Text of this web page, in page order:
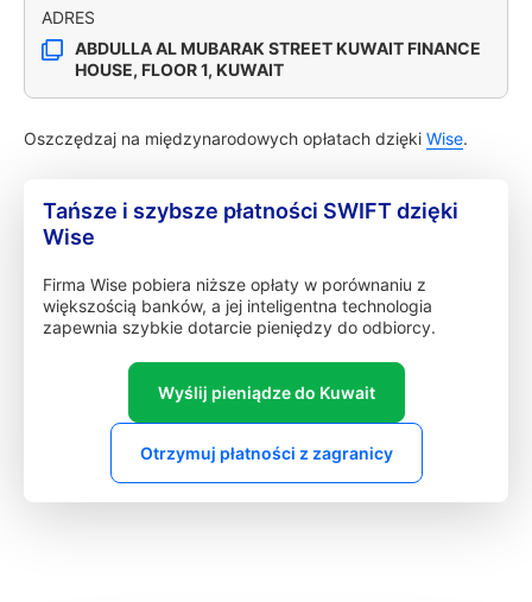
ADRES
ABDULLA AL MUBARAK STREET KUWAIT FINANCE
HOUSE, FLOOR 1, KUWAIT
Oszczędzaj na międzynarodowych opłatach dzięki Wise.
Tańsze i szybsze płatności SWIFT dzięki
Wise
Firma Wise pobiera niższe opłaty w porównaniu z
większością banków, a jej inteligentna technologia
zapewnia szybkie dotarcie pieniędzy do odbiorcy.
Wyślij pieniądze do Kuwait
Otrzymuj płatności z zagranicy